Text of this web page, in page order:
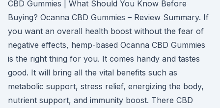
CBD Gummies | What Should You Know Before
Buying? Ocanna CBD Gummies – Review Summary. If
you want an overall health boost without the fear of
negative effects, hemp-based Ocanna CBD Gummies
is the right thing for you. It comes handy and tastes
good. It will bring all the vital benefits such as
metabolic support, stress relief, energizing the body,
nutrient support, and immunity boost. There CBD